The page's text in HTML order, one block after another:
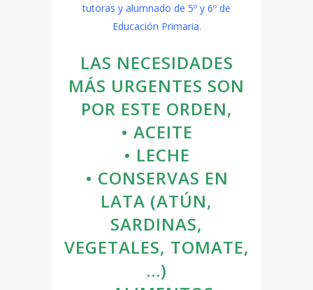
tutoras y alumnado de 5º y 6º de
Educación Primaria.
LAS NECESIDADES
MÁS URGENTES SON
POR ESTE ORDEN,
• ACEITE
• LECHE
• CONSERVAS EN
LATA (ATÚN,
SARDINAS,
VEGETALES, TOMATE,
…)